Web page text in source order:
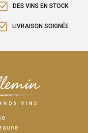
DES VINS EN STOCK
LIVRAISON SOIGNÉE